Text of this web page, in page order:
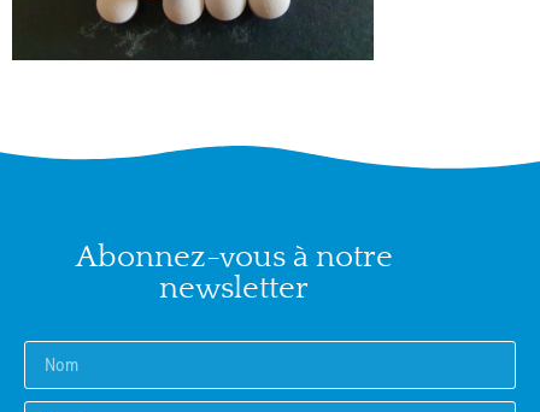
Abonnez-vous à notre
newsletter